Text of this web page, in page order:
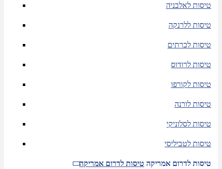
טיסות לאלבניה
טיסות ללרנקה
טיסות לכרתים
טיסות לרודוס
טיסות לקורפו
טיסות לורנה
טיסות לסלוניקי
טיסות לטביליסי
טיסות לדרום אמריקה טיסות לדרום אמריקה